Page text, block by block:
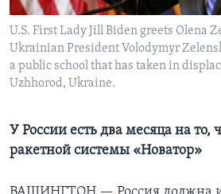
Языки
U.S. First Lady Jill Biden greets Olena
Ukrainian President Volodymyr
a public school that has taken in
Uzhhorod, Ukraine.
У России есть два месяца на то,
ракетной системы «Новатор»